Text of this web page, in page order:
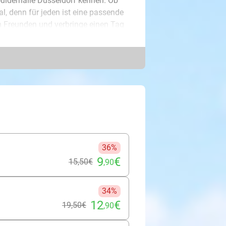
denn für jeden ist eine passende
und verbringe einen Tag
sie in ganz Europa Boulderhallen
Dir viel Vergnügen!
36%
15,50€ 9,90€
34%
19,50€ 12,90€